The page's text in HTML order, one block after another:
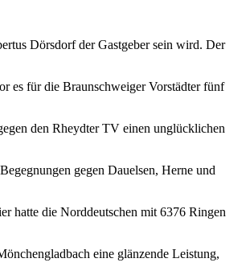
Dörsdorf der Gastgeber sein wird. Der
es für die Braunschweiger Vorstädter fünf
den Rheydter TV einen unglücklichen
gegen Dauelsen, Herne und
hatte die Norddeutschen mit 6376 Ringen
eine glänzende Leistung,